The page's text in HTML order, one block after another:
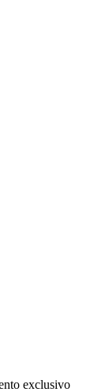
exclusivo